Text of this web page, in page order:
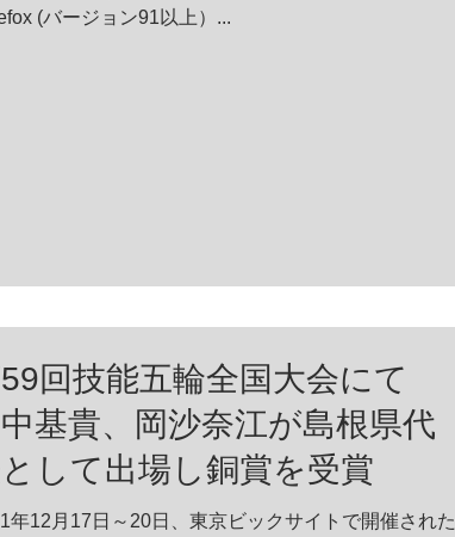
(バージョン91以上）...
回技能五輪全国大会にて
基貴、岡沙奈江が島根県代
して出場し銅賞を受賞
年12月17日～20日、東京ビックサイトで開催された